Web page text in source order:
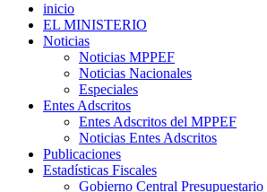
inicio
EL MINISTERIO
Noticias
Noticias MPPEF
Noticias Nacionales
Especiales
Entes Adscritos
Entes Adscritos del MPPEF
Noticias Entes Adscritos
Publicaciones
Estadísticas Fiscales
Gobierno Central Presupuestario